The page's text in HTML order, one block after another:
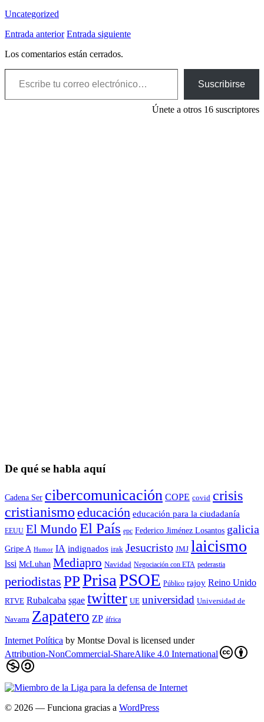
Uncategorized
Entrada anterior Entrada siguiente
Los comentarios están cerrados.
Escribe tu correo electrónico…
Suscribirse
Únete a otros 16 suscriptores
De qué se habla aquí
Cadena Ser cibercomunicación COPE covid crisis
cristianismo educación educación para la ciudadaní­a
EEUU El Mundo El País epc Federico Jiménez Losantos galicia
Gripe A Humor IA indignados irak Jesucristo JMJ laicismo
lssi McLuhan Mediapro Navidad Negociación con ETA pederastia
periodistas PPPrisaPSOE Público rajoy Reino Unido
RTVE Rubalcaba sgae twitter UE universidad Universidad de
Navarra Zapatero ZP áfrica
Internet Política by Montse Doval is licensed under
Attribution-NonCommercial-ShareAlike 4.0 International
© 2026 — Funciona gracias a WordPress